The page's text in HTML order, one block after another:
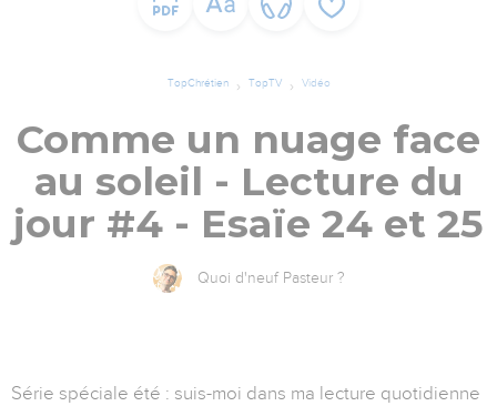
TopChrétien TopTV Vidéo
Comme un nuage face
au soleil - Lecture du
jour #4 - Esaïe 24 et 25
Quoi d'neuf Pasteur ?
Série spéciale été : suis-moi dans ma lecture quotidienne